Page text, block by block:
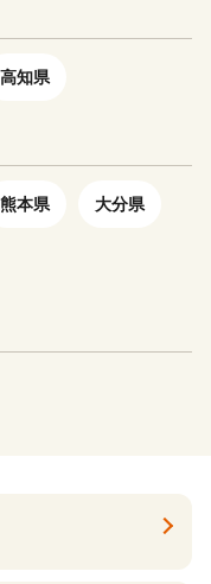
ずお知らせください。
合せについて》 本サイ
mannou@lrinc.jp 営業
高知県
熊本県 大分県